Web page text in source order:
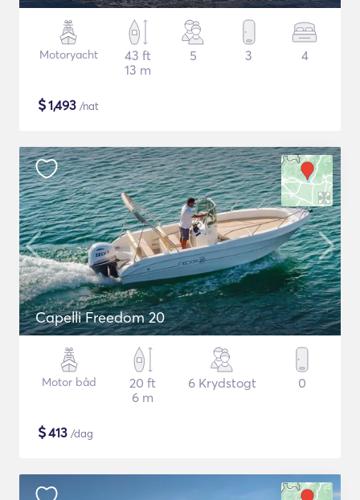
Motoryacht
43 ft
13 m
5 3 4
$1,493 /nat
Capelli Freedom 20
Motor båd
20 ft
6 m
6 Krydstogt 0
$413 /dag